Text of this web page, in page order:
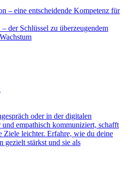
– eine entscheidende Kompetenz für
der Schlüssel zu überzeugendem
oder in der digitalen
empathisch kommuniziert, schafft
Ziele leichter. Erfahre, wie du deine
gezielt stärkst und sie als